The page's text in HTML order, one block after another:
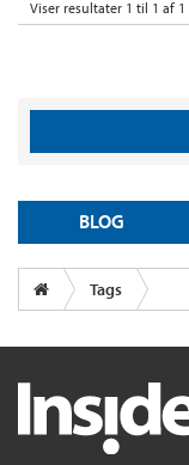
Viser resultater 1 til 1 af 1
BLOG
Tags